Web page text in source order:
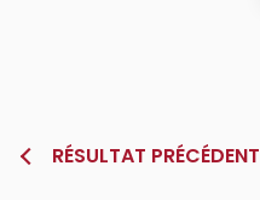
RÉSULTAT PRÉCÉDENT